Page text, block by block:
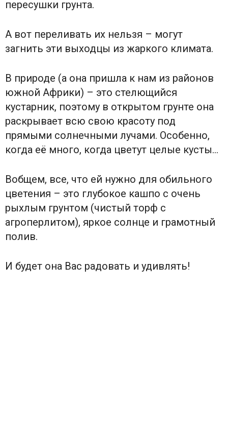
пересушки грунта.
А вот переливать их нельзя – могут
загнить эти выходцы из жаркого климата.
В природе (а она пришла к нам из районов
южной Африки) – это стелющийся
кустарник, поэтому в открытом грунте она
раскрывает всю свою красоту под
прямыми солнечными лучами. Особенно,
когда её много, когда цветут целые кусты…
Вобщем, все, что ей нужно для обильного
цветения – это глубокое кашпо с очень
рыхлым грунтом (чистый торф с
агроперлитом), яркое солнце и грамотный
полив.
И будет она Вас радовать и удивлять!